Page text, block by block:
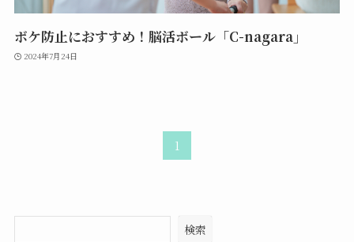
ボケ防止におすすめ！脳活ボール「C-nagara」
2024年7月24日
1
検索